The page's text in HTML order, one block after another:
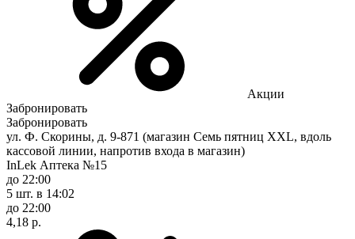
Акции
Забронировать
Забронировать
ул. Ф. Скорины, д. 9-871 (магазин Семь пятниц XXL, вдоль
кассовой линии, напротив входа в магазин)
InLek Аптека №15
до 22:00
5 шт. в 14:02
до 22:00
4,18 р.